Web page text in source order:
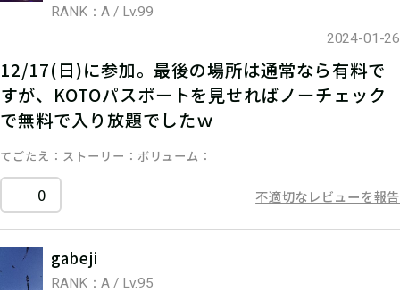
RANK：A / Lv.99
2024-01-26
12/17(日)に参加。最後の場所は通常なら有料で
すが、KOTOパスポートを見せればノーチェック
で無料で入り放題でしたｗ
てごたえ ストーリー ボリューム
0 不適切なレビューを報告
gabeji
RANK：A / Lv.95